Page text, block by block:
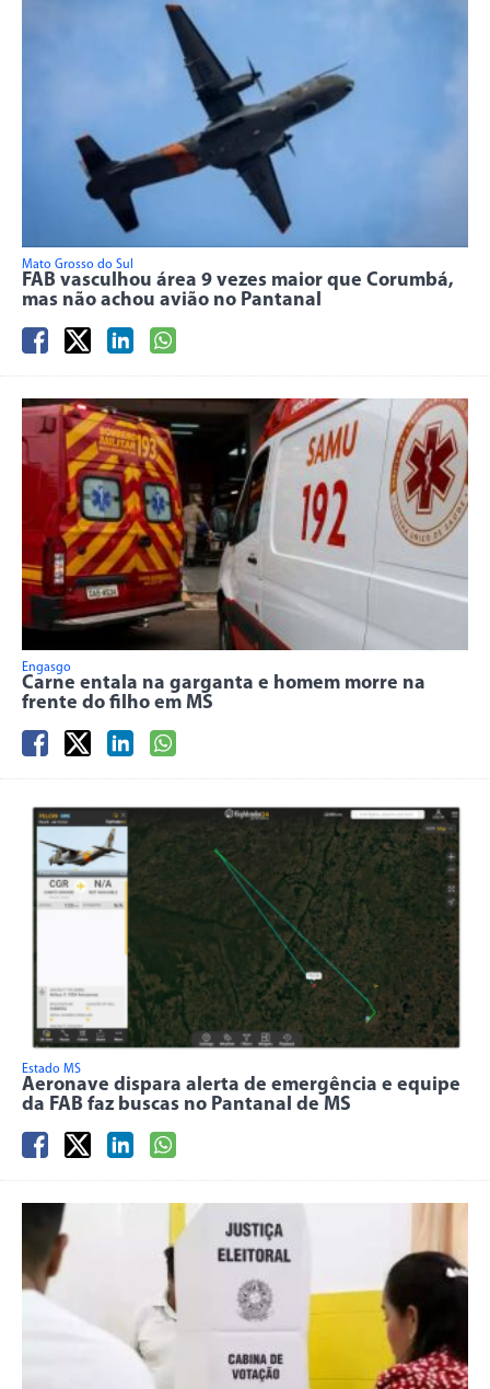
Mato Grosso do Sul
FAB vasculhou área 9 vezes maior que Corumbá,
mas não achou avião no Pantanal
Engasgo
Carne entala na garganta e homem morre na
frente do filho em MS
Estado MS
Aeronave dispara alerta de emergência e equipe
da FAB faz buscas no Pantanal de MS